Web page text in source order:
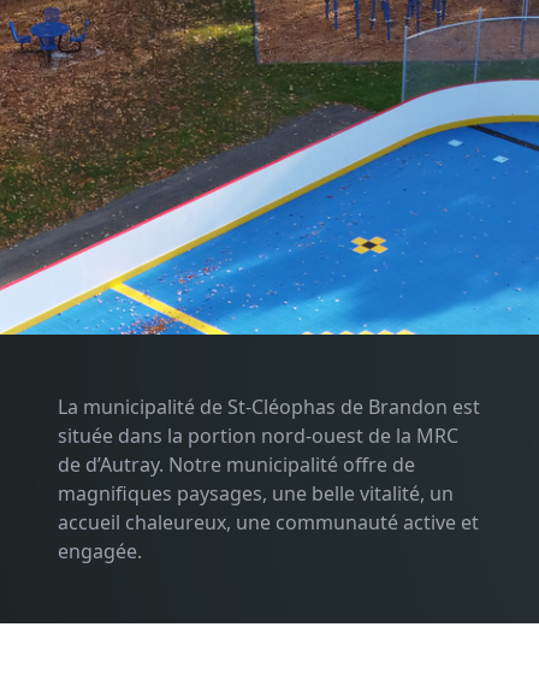
La municipalité de St-Cléophas de Brandon est
située dans la portion nord-ouest de la MRC
de d’Autray. Notre municipalité offre de
magnifiques paysages, une belle vitalité, un
accueil chaleureux, une communauté active et
engagée.